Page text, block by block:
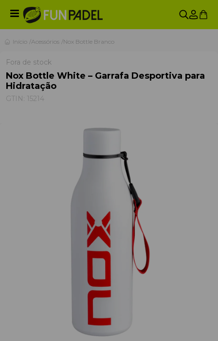
Início Acessórios Nox Bottle Branco
Fora de stock
Nox Bottle White – Garrafa Desportiva para
Hidratação
GTIN: 15214